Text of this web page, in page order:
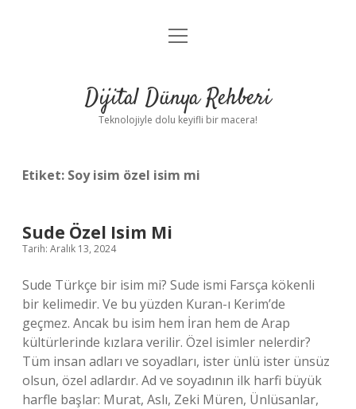
Anasayfa
Yasal Uyarı
menüyü
Dijital Dünya Rehberi
Teknolojiyle dolu keyifli bir macera!
Etiket: Soy isim özel isim mi
Sude Özel Isim Mi
Tarih: Aralık 13, 2024
Sude Türkçe bir isim mi? Sude ismi Farsça kökenli
bir kelimedir. Ve bu yüzden Kuran-ı Kerim’de
geçmez. Ancak bu isim hem İran hem de Arap
kültürlerinde kızlara verilir. Özel isimler nelerdir?
Tüm insan adları ve soyadları, ister ünlü ister ünsüz
olsun, özel adlardır. Ad ve soyadının ilk harfi büyük
harfle başlar: Murat, Aslı, Zeki Müren, Ünlüsanlar,